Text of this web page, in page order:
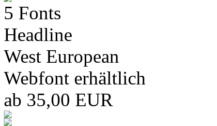
5 Fonts
Headline
West European
Webfont erhältlich
ab 35,00 EUR